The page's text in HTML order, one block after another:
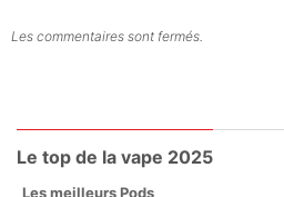
Les commentaires sont fermés.
Le top de la vape 2025
Les meilleurs Pods